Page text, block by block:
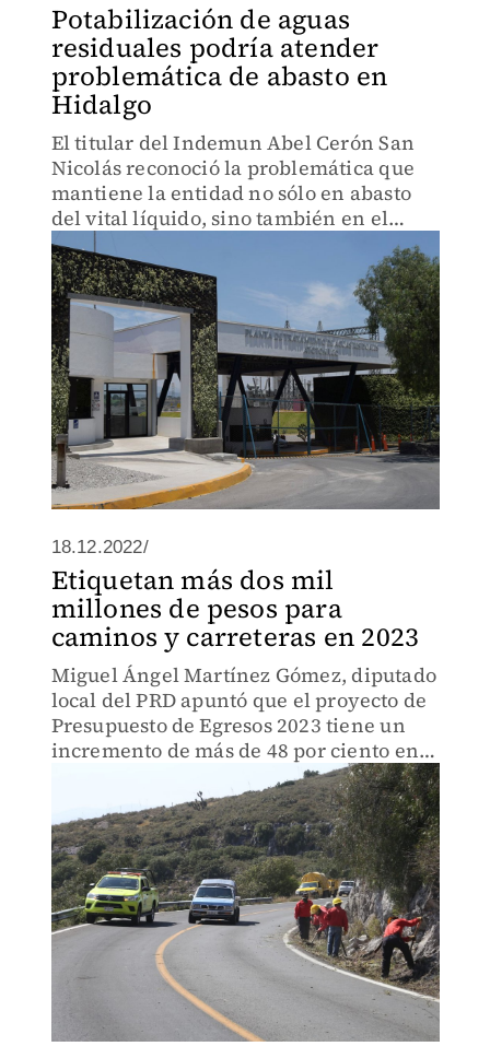
Potabilización de aguas
residuales podría atender
problemática de abasto en
Hidalgo
El titular del Indemun Abel Cerón San
Nicolás reconoció la problemática que
mantiene la entidad no sólo en abasto
del vital líquido, sino también en el
tratamiento de aguas residuales que
llega a la entidad desde la Zona
Metropolitana del Valle de Mé
18.12.2022/
Etiquetan más dos mil
millones de pesos para
caminos y carreteras en 2023
Miguel Ángel Martínez Gómez, diputado
local del PRD apuntó que el proyecto de
Presupuesto de Egresos 2023 tiene un
incremento de más de 48 por ciento en
obras en comparación con este año